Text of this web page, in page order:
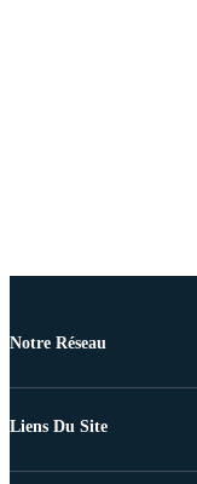
Notre Réseau
Liens Du Site